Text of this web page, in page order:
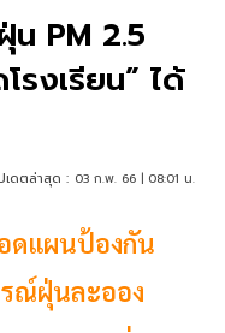
PM 2.5
รงเรียน” ได้
เดตล่าสุด : 03 ก.พ. 66 | 08:01 น.
ดแผนป้องกัน
ณ์ฝุ่นละออง